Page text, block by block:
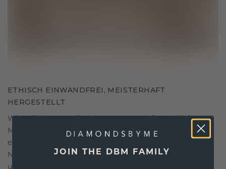
ETHISCH EINWANDFREI, MEISTERHAFT
HERGESTELLT
Wir wählen nur die besten, umweltfreundlichen
Materialien und Labor Diamanten aus. Unsere
erfahrenen Goldschmiede verbinden
Nachhaltigkeit mit beispielloser Handwerkskunst
und stellen so sicher, dass Ihr Schmuck ebenso
JOIN THE DBM FAMILY